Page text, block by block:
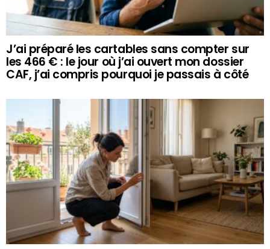
J’ai préparé les cartables sans compter sur
les 466 € : le jour où j’ai ouvert mon dossier
CAF, j’ai compris pourquoi je passais à côté